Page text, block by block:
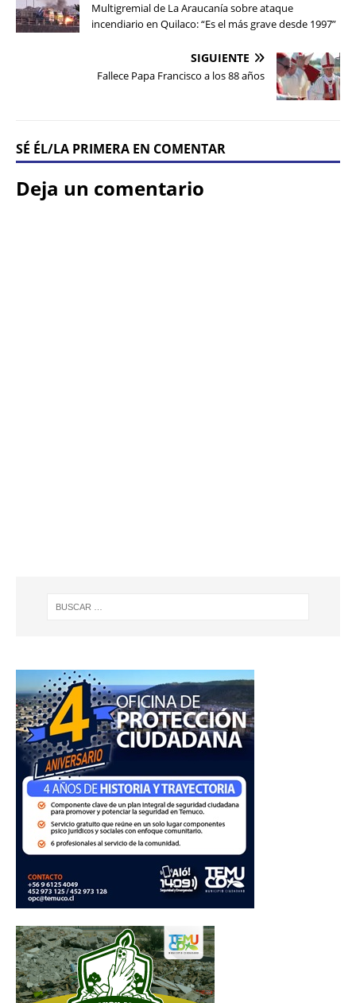
Multigremial de La Araucanía sobre ataque
incendiario en Quilaco: “Es el más grave desde 1997”
SIGUIENTE
Fallece Papa Francisco a los 88 años
SÉ ÉL/LA PRIMERA EN COMENTAR
Deja un comentario